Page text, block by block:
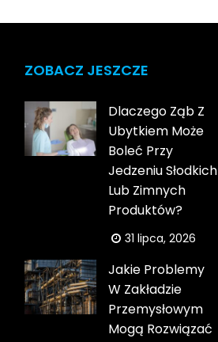
ZOBACZ JESZCZE
Dlaczego Ząb Z
Ubytkiem Może
Boleć Przy
Jedzeniu Słodkich
Lub Zimnych
Produktów?
31 lipca, 2026
Jakie Problemy
W Zakładzie
Przemysłowym
Mogą Rozwiązać